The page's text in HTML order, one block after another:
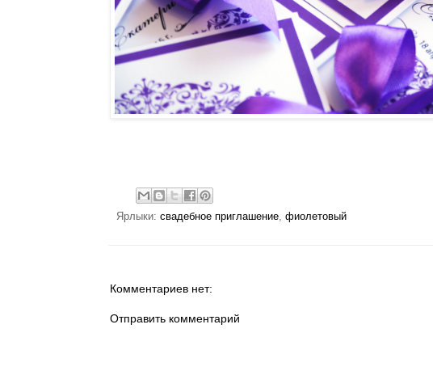
Ярлыки: свадебное приглашение, фиолетовый
Комментариев нет:
Отправить комментарий